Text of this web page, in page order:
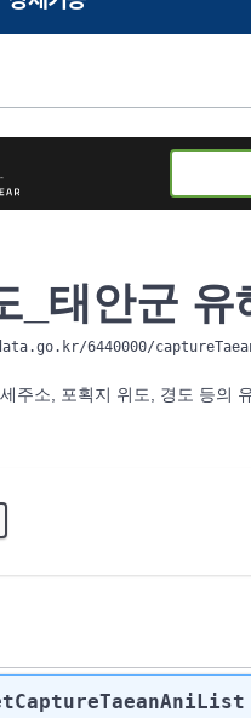
선택됨
_태안군
6440000/
주소, 포획지 위도, 경도 등의